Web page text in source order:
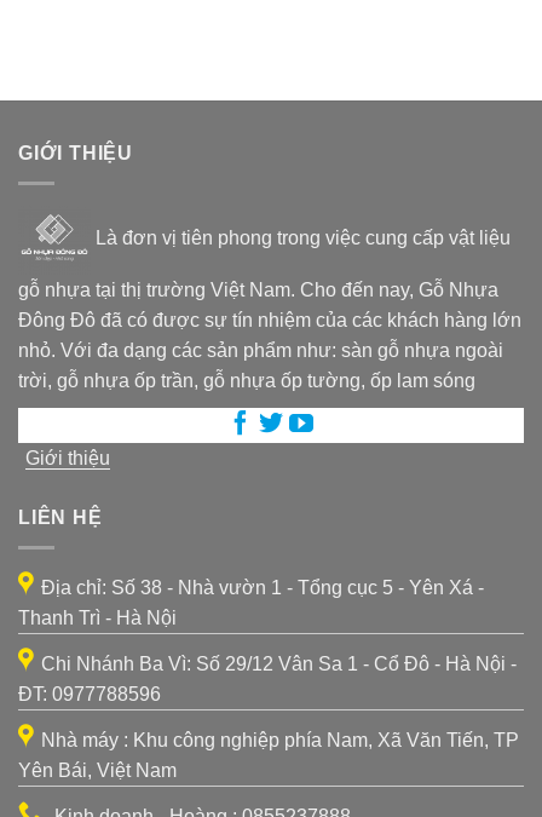
GIỚI THIỆU
Là đơn vị tiên phong trong việc cung cấp vật liệu
gỗ nhựa tại thị trường Việt Nam. Cho đến nay, Gỗ Nhựa
Đông Đô đã có được sự tín nhiệm của các khách hàng lớn
nhỏ. Với đa dạng các sản phẩm như: sàn gỗ nhựa ngoài
trời, gỗ nhựa ốp trần, gỗ nhựa ốp tường, ốp lam sóng
Giới thiệu
LIÊN HỆ
Địa chỉ: Số 38 - Nhà vườn 1 - Tổng cục 5 - Yên Xá -
Thanh Trì - Hà Nội
Chi Nhánh Ba Vì: Số 29/12 Vân Sa 1 - Cổ Đô - Hà Nội -
ĐT: 0977788596
Nhà máy : Khu công nghiệp phía Nam, Xã Văn Tiến, TP
Yên Bái, Việt Nam